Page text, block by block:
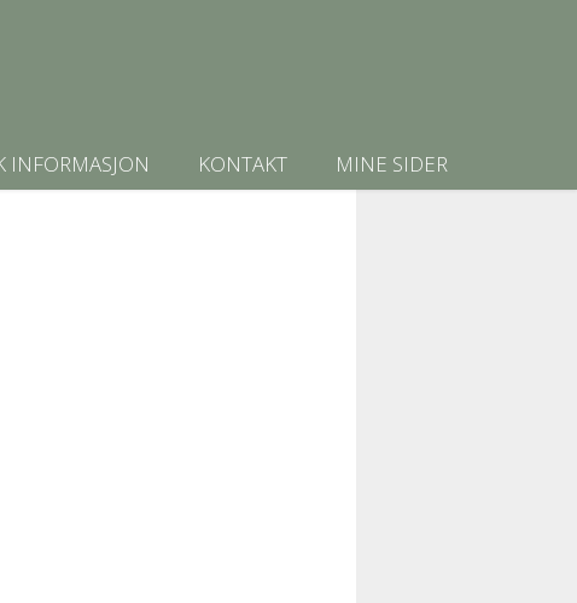
INFORMASJON KONTAKT MINE SIDER